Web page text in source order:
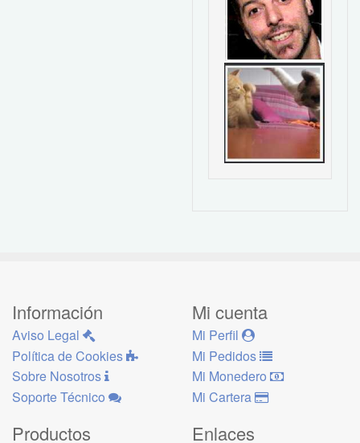
Información
Aviso Legal
Política de Cookies
Sobre Nosotros
Soporte Técnico
Mi cuenta
Mi Perfil
Mi Pedidos
Mi Monedero
Mi Cartera
Productos Enlaces